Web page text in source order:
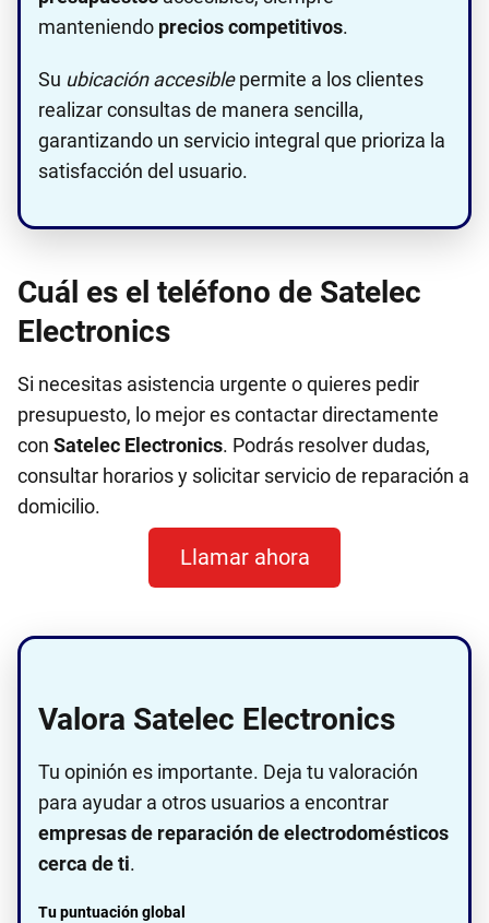
manteniendo precios competitivos.
Su ubicación accesiblepermite a los clientes
realizar consultas de manera sencilla,
garantizando un servicio integral que prioriza la
satisfacción del usuario.
Cuál es el teléfono de Satelec
Electronics
Si necesitas asistencia urgente o quieres pedir
presupuesto, lo mejor es contactar directamente
con Satelec Electronics. Podrás resolver dudas,
consultar horarios y solicitar servicio de reparación a
domicilio.
Llamar ahora
Valora Satelec Electronics
Tu opinión es importante. Deja tu valoración
para ayudar a otros usuarios a encontrar
empresas de reparación de electrodomésticos
cerca de ti.
Tu puntuación global